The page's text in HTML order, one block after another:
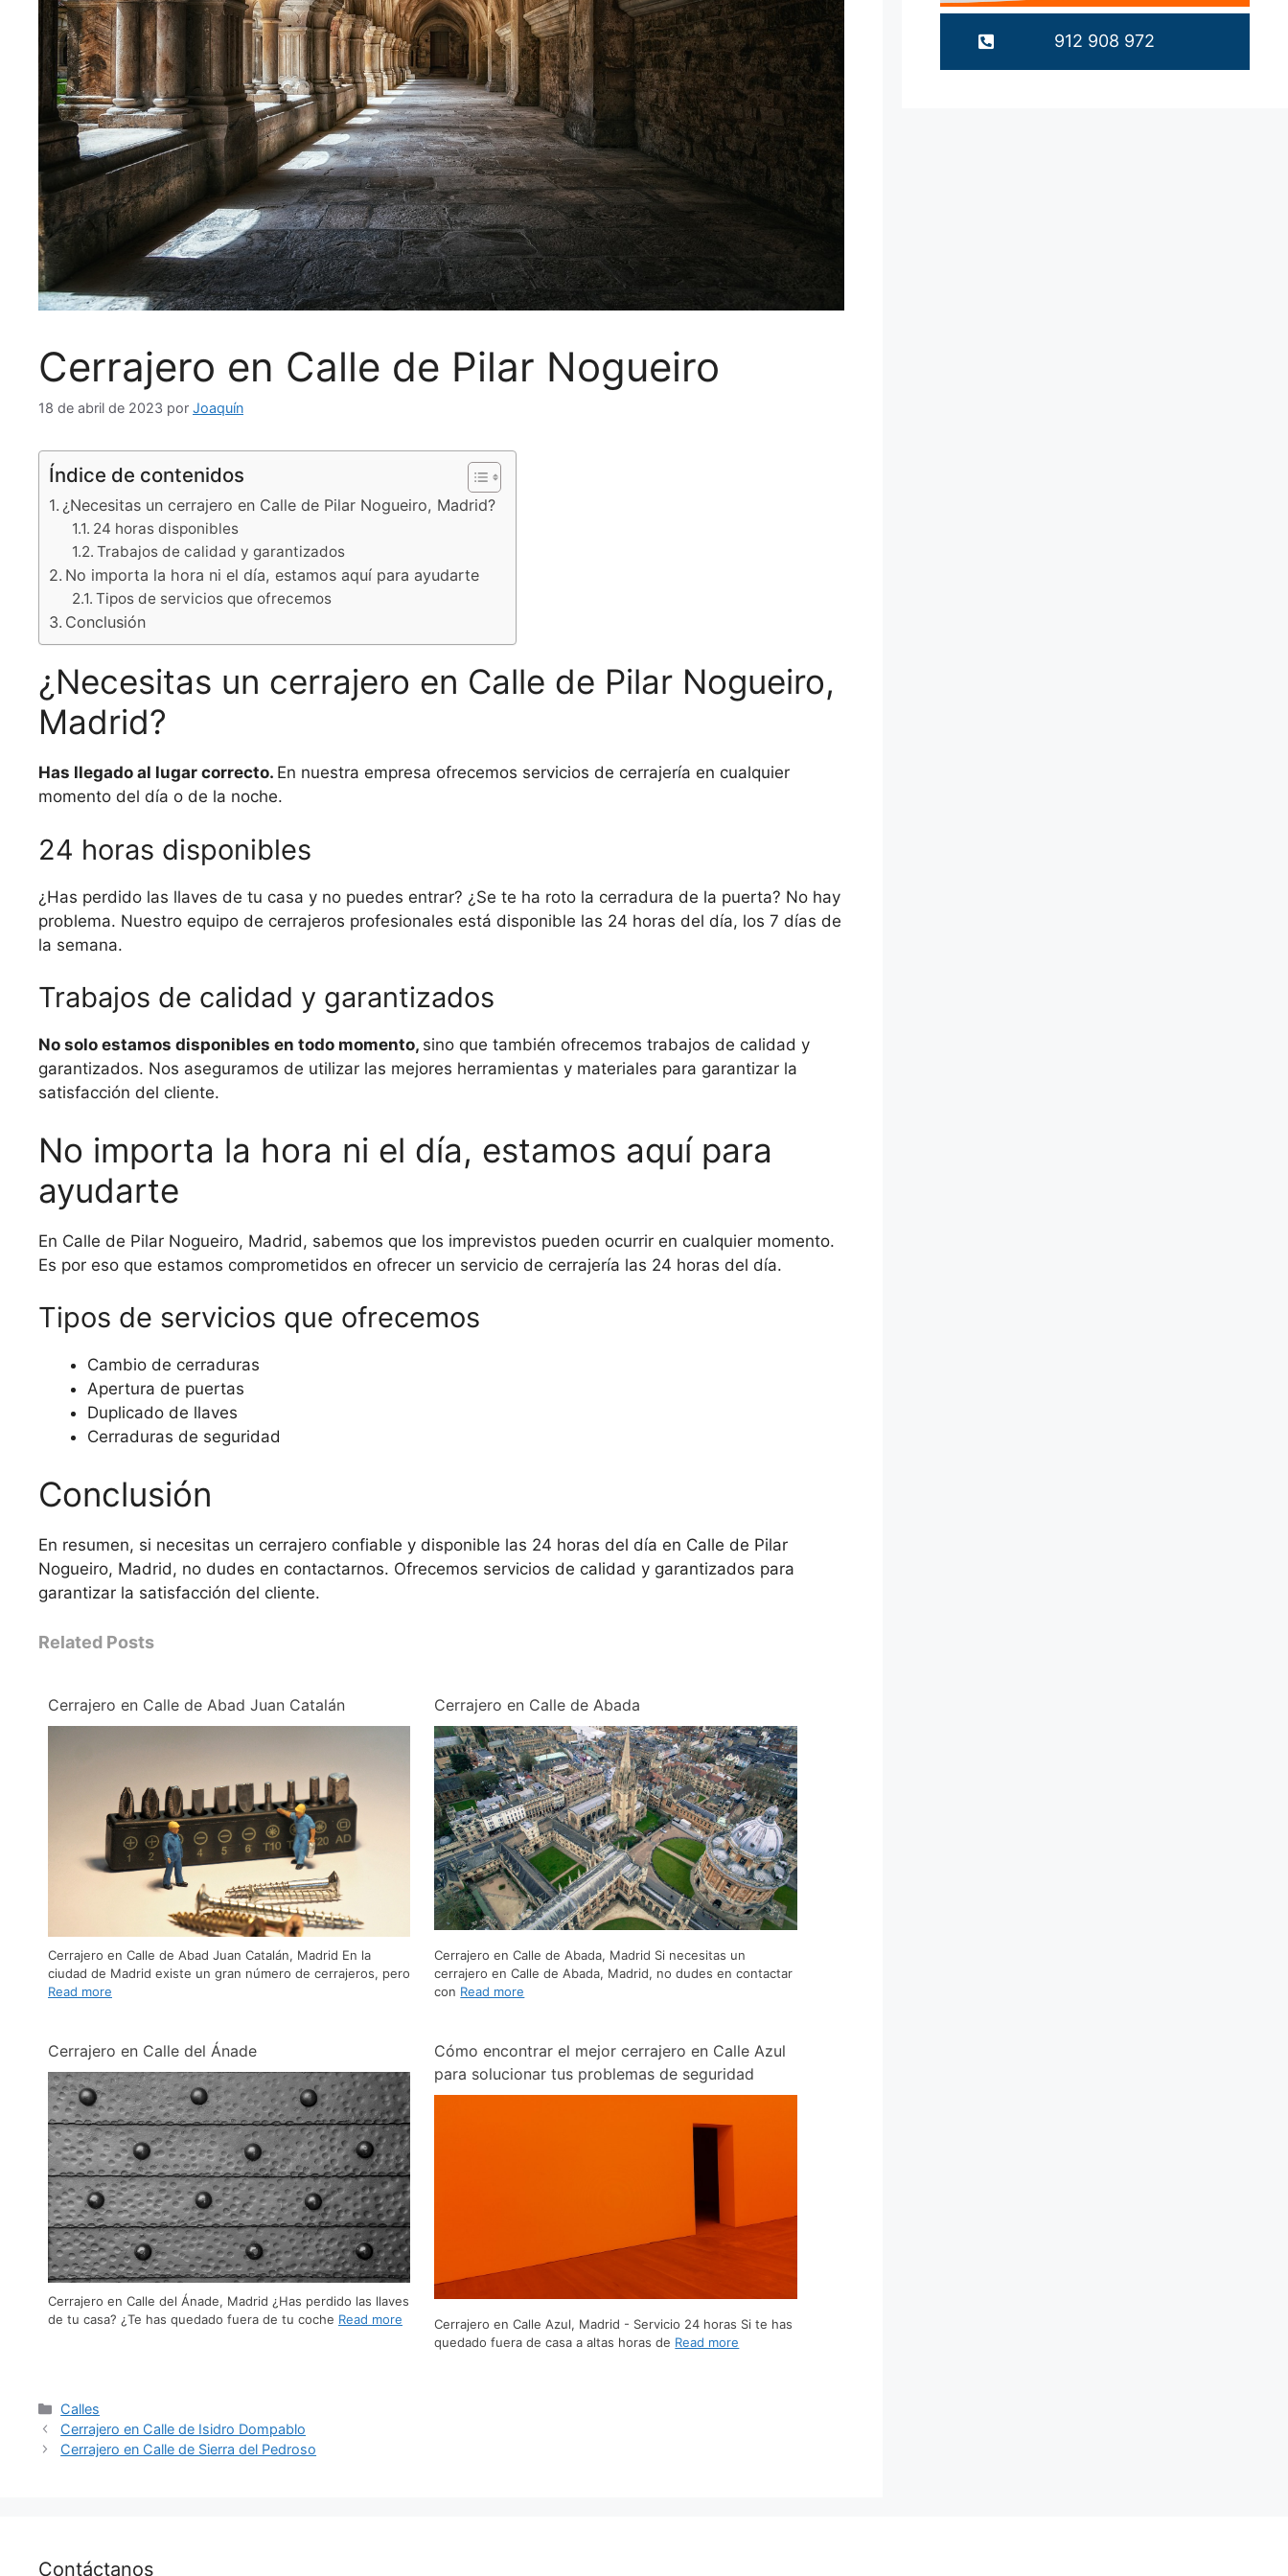
Cerrajero en Calle de Pilar Nogueiro
18 de abril de 2023 por Joaquín
Índice de contenidos
¿Necesitas un cerrajero en Calle de Pilar Nogueiro, Madrid?
24 horas disponibles
Trabajos de calidad y garantizados
No importa la hora ni el día, estamos aquí para ayudarte
Tipos de servicios que ofrecemos
Conclusión
¿Necesitas un cerrajero en Calle de Pilar Nogueiro,
Madrid?
Has llegado al lugar correcto. En nuestra empresa ofrecemos servicios de cerrajería en cualquier
momento del día o de la noche.
24 horas disponibles
¿Has perdido las llaves de tu casa y no puedes entrar? ¿Se te ha roto la cerradura de la puerta? No hay
problema. Nuestro equipo de cerrajeros profesionales está disponible las 24 horas del día, los 7 días de
la semana.
Trabajos de calidad y garantizados
No solo estamos disponibles en todo momento, sino que también ofrecemos trabajos de calidad y
garantizados. Nos aseguramos de utilizar las mejores herramientas y materiales para garantizar la
satisfacción del cliente.
No importa la hora ni el día, estamos aquí para
ayudarte
En Calle de Pilar Nogueiro, Madrid, sabemos que los imprevistos pueden ocurrir en cualquier momento.
Es por eso que estamos comprometidos en ofrecer un servicio de cerrajería las 24 horas del día.
Tipos de servicios que ofrecemos
Cambio de cerraduras
Apertura de puertas
Duplicado de llaves
Cerraduras de seguridad
Conclusión
En resumen, si necesitas un cerrajero confiable y disponible las 24 horas del día en Calle de Pilar
Nogueiro, Madrid, no dudes en contactarnos. Ofrecemos servicios de calidad y garantizados para
garantizar la satisfacción del cliente.
Related Posts
Cerrajero en Calle de Abad Juan Catalán
Cerrajero en Calle de Abad Juan Catalán, Madrid En la
ciudad de Madrid existe un gran número de cerrajeros, pero
Read more
Cerrajero en Calle de Abada
Cerrajero en Calle de Abada, Madrid Si necesitas un
cerrajero en Calle de Abada, Madrid, no dudes en contactar
con Read more
Cerrajero en Calle del Ánade
Cerrajero en Calle del Ánade, Madrid ¿Has perdido las llaves
de tu casa? ¿Te has quedado fuera de tu coche Read more
Cómo encontrar el mejor cerrajero en Calle Azul
para solucionar tus problemas de seguridad
Cerrajero en Calle Azul, Madrid - Servicio 24 horas Si te has
quedado fuera de casa a altas horas de Read more
Calles
Cerrajero en Calle de Isidro Dompablo
Cerrajero en Calle de Sierra del Pedroso
912 908 972
Contáctanos